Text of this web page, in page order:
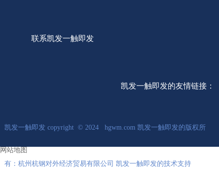
联系凯发一触即发
凯发一触即发的友情链接：
凯发一触即发 copyright © 2024 hgwm.com 凯发一触即发的版权所
有：杭州杭钢对外经济贸易有限公司 凯发一触即发的技术支持
网站地图